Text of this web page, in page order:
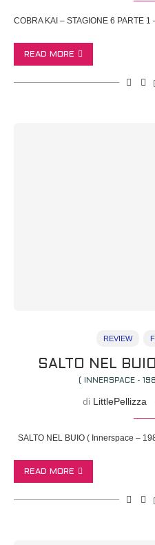
COBRA KAI – STAGIONE 6 PARTE
READ MORE
REVIEW
SALTO NEL
( INNERSPACE -
di LittlePellizza
SALTO NEL BUIO ( Innerspace –
READ MORE